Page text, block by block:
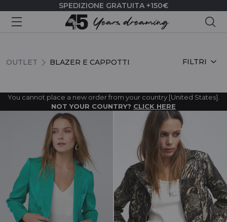
SPEDIZIONE GRATUITA +150€
OUTLET BLAZER E CAPPOTTI
BLAZER E CAPPOTTI FILTRI
You cannot place a new order from your country [United States].
NOT YOUR COUNTRY? CLICK HERE